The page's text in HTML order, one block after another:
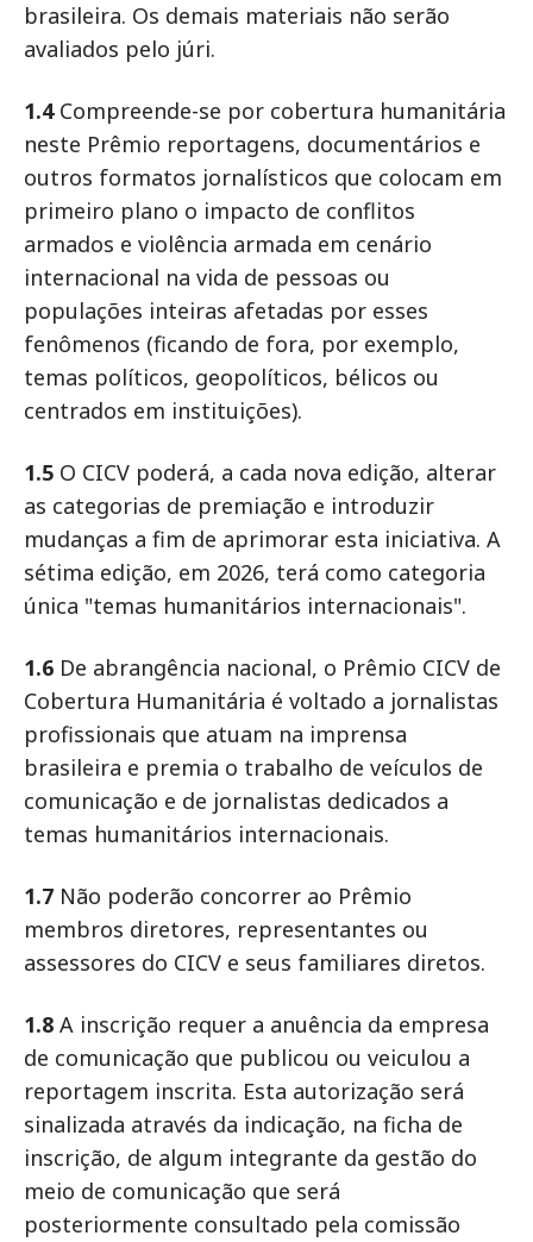
brasileira. Os demais materiais não serão
avaliados pelo júri.
1.4Compreende-se por cobertura humanitária
neste Prêmio reportagens, documentários e
outros formatos jornalísticos que colocam em
primeiro plano o impacto de conflitos
armados e violência armada em cenário
internacional na vida de pessoas ou
populações inteiras afetadas por esses
fenômenos (ficando de fora, por exemplo,
temas políticos, geopolíticos, bélicos ou
centrados em instituições).
1.5 O CICV poderá, a cada nova edição, alterar
as categorias de premiação e introduzir
mudanças a fim de aprimorar esta iniciativa. A
sétima edição, em 2026, terá como categoria
única "temas humanitários internacionais".
1.6 De abrangência nacional, o Prêmio CICV de
Cobertura Humanitária é voltado a jornalistas
profissionais que atuam na imprensa
brasileira e premia o trabalho de veículos de
comunicação e de jornalistas dedicados a
temas humanitários internacionais.
1.7 Não poderão concorrer ao Prêmio
membros diretores, representantes ou
assessores do CICV e seus familiares diretos.
1.8 A inscrição requer a anuência da empresa
de comunicação que publicou ou veiculou a
reportagem inscrita. Esta autorização será
sinalizada através da indicação, na ficha de
inscrição, de algum integrante da gestão do
meio de comunicação que será
posteriormente consultado pela comissão